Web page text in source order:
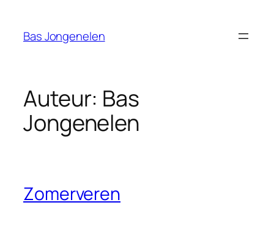
Bas Jongenelen
Auteur: Bas
Jongenelen
Zomerveren